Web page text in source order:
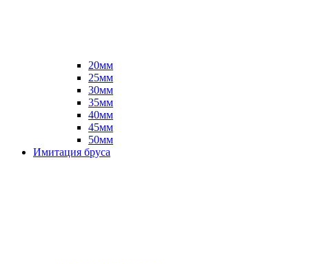
20мм
25мм
30мм
35мм
40мм
45мм
50мм
Имитация бруса